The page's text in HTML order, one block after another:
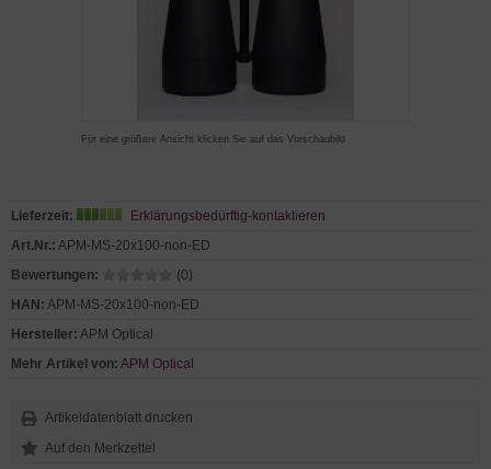
Für eine größere Ansicht klicken Sie auf das Vorschaubild
Lieferzeit:
Erklärungsbedürftig-kontaktieren
Art.Nr.: APM-MS-20x100-non-ED
Bewertungen:
(0)
HAN: APM-MS-20x100-non-ED
Hersteller: APM Optical
Mehr Artikel von: APM Optical
Artikeldatenblatt drucken